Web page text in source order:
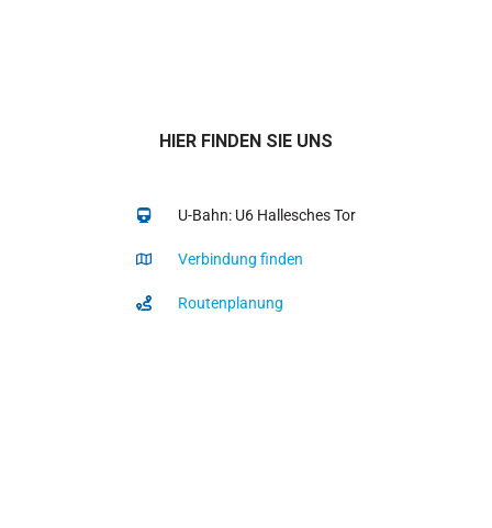
HIER FINDEN SIE UNS
U-Bahn: U6 Hallesches Tor
Verbindung finden
Routenplanung